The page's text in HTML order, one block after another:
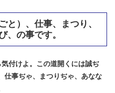
と）、仕事、まつり、
、の事です。
付けよ。この道開くには誠ぢ
仕事ぢゃ、まつりぢゃ、あなな